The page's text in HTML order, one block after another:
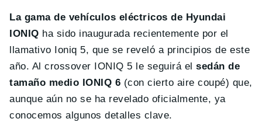
La gama de vehículos eléctricos de Hyundai
IONIQ ha sido inaugurada recientemente por el
llamativo Ioniq 5, que se reveló a principios de este
año. Al crossover IONIQ 5 le seguirá elsedán de
tamaño medio IONIQ 6 (con cierto aire coupé) que,
aunque aún no se ha revelado oficialmente, ya
conocemos algunos detalles clave.